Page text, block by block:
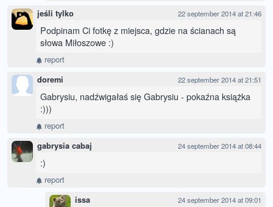
jeśli tylko 22 september 2014 at 21:46
Podpinam Ci fotkę z miejsca, gdzie na ścianach są
słowa Miłoszowe :)
report
doremi 22 september 2014 at 21:51
Gabrysiu, nadźwigałaś się Gabrysiu - pokaźna książka
:)))
report
gabrysia cabaj 24 september 2014 at 08:44
:)
report
issa 24 september 2014 at 09:01